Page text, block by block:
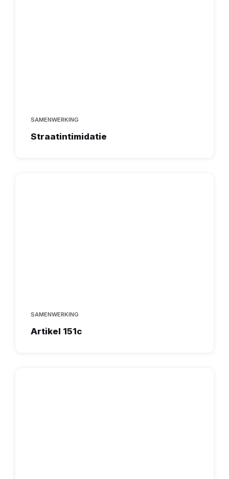
SAMENWERKING
Straatintimidatie
SAMENWERKING
Artikel 151c